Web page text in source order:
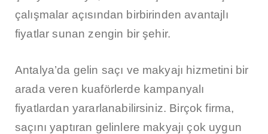
çalışmalar açısından birbirinden avantajlı
fiyatlar sunan zengin bir şehir.
Antalya’da gelin saçı ve makyajı hizmetini bir
arada veren kuaförlerde kampanyalı
fiyatlardan yararlanabilirsiniz. Birçok firma,
saçını yaptıran gelinlere makyajı çok uygun